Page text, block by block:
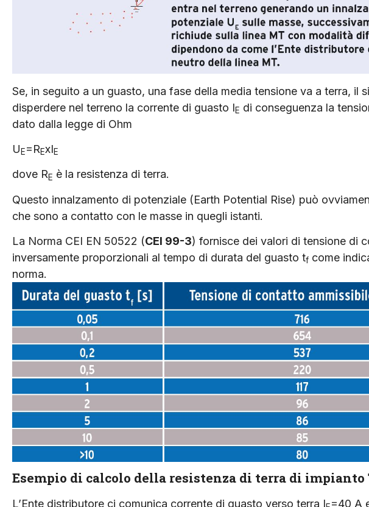
Se, in seguito a un guasto, una fase della media tensione va a terra, il
disperdere nel terreno la corrente di guasto IE di conseguenza la
dato dalla legge di Ohm
U E=RExIE
dove RE è la resistenza di terra.
Questo innalzamento di potenziale (Earth Potential Rise) può
che sono a contatto con le masse in quegli istanti.
La Norma CEI EN 50522 (CEI 99-3) fornisce dei valori di tensione di
inversamente proporzionali al tempo di durata del guasto tf come
norma.
Esempio di calcolo della resistenza di terra di impianto
L’Ente distributore ci comunica corrente di guasto verso terra I =40 A